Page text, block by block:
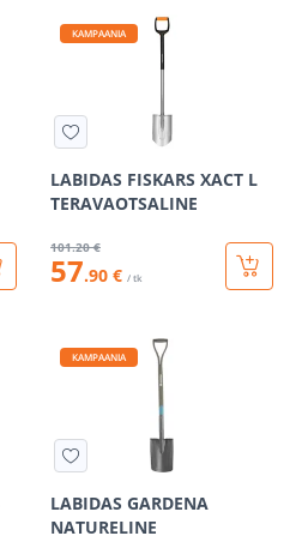
KAMPAANIA
LABIDAS FISKARS XACT L
TERAVAOTSALINE
101.20 €
57.90 € / tk
KAMPAANIA
LABIDAS GARDENA
NATURELINE